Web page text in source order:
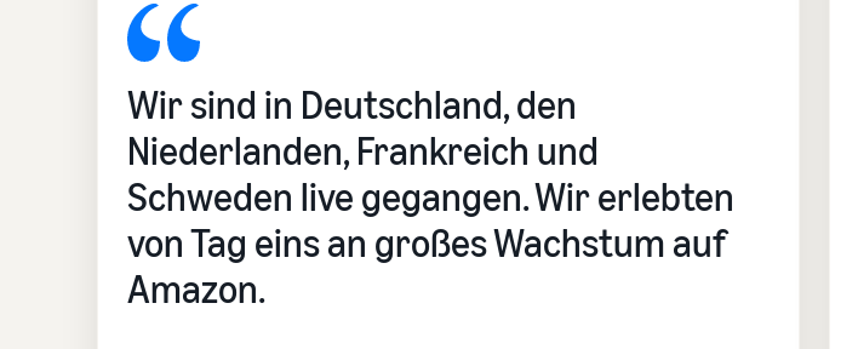
Wir sind in Deutschland, den
Niederlanden, Frankreich und
Schweden live gegangen. Wir erlebten
von Tag eins an großes Wachstum auf
Amazon.